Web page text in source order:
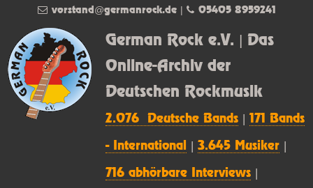
German Rock e.V. | Das
Online-Archiv der
Deutschen Rockmusik
2.076 Deutsche Bands |171 Bands
- International |3.645 Musiker
716 abhörbare Interviews
vorstand@germanrock.de| 05405 8959241